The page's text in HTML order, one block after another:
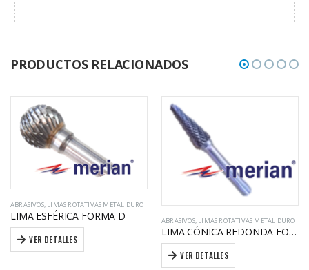
PRODUCTOS RELACIONADOS
ABRASIVOS, LIMAS ROTATIVAS METAL DURO
LIMA ESFÉRICA FORMA D
VER DETALLES
ABRASIVOS, LIMAS ROTATIVAS METAL DURO
LIMA CÓNICA REDONDA FORMA L
VER DETALLES